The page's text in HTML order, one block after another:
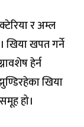
र अम्ल
खिया खपत गर्ने
हेर्न
खिया
हो।